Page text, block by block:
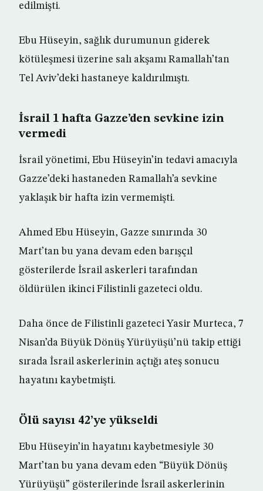
edilmişti.
Ebu Hüseyin, sağlık durumunun giderek
kötüleşmesi üzerine salı akşamı Ramallah’tan
Tel Aviv’deki hastaneye kaldırılmıştı.
İsrail 1 hafta Gazze’den sevkine izin
vermedi
İsrail yönetimi, Ebu Hüseyin’in tedavi amacıyla
Gazze’deki hastaneden Ramallah’a sevkine
yaklaşık bir hafta izin vermemişti.
Ahmed Ebu Hüseyin, Gazze sınırında 30
Mart’tan bu yana devam eden barışçıl
gösterilerde İsrail askerleri tarafından
öldürülen ikinci Filistinli gazeteci oldu.
Daha önce de Filistinli gazeteci Yasir Murteca, 7
Nisan’da Büyük Dönüş Yürüyüşü’nü takip ettiği
sırada İsrail askerlerinin açtığı ateş sonucu
hayatını kaybetmişti.
Ölü sayısı 42’ye yükseldi
Ebu Hüseyin’in hayatını kaybetmesiyle 30
Mart’tan bu yana devam eden “Büyük Dönüş
Yürüyüşü” gösterilerinde İsrail askerlerinin